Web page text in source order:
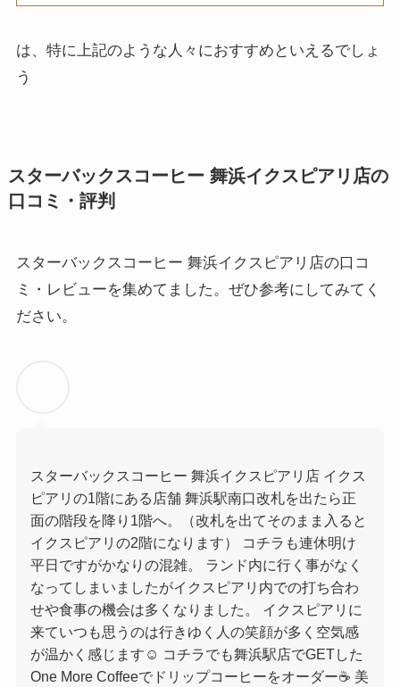
は、特に上記のような人々におすすめといえるでしょ
う
スターバックスコーヒー 舞浜イクスピアリ店の
口コミ・評判
スターバックスコーヒー 舞浜イクスピアリ店の口コ
ミ・レビューを集めてました。ぜひ参考にしてみてく
ださい。
スターバックスコーヒー 舞浜イクスピアリ店 イクス
ピアリの1階にある店舗 舞浜駅南口改札を出たら正
面の階段を降り1階へ。（改札を出てそのまま入ると
イクスピアリの2階になります） コチラも連休明け
平日ですがかなりの混雑。 ランド内に行く事がなく
なってしまいましたがイクスピアリ内での打ち合わ
せや食事の機会は多くなりました。 イクスピアリに
来ていつも思うのは行きゆく人の笑顔が多く空気感
が温かく感じます☺️ コチラでも舞浜駅店でGETした
One More Coffeeでドリップコーヒーをオーダー☕️ 美